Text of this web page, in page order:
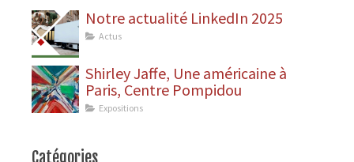
Notre actualité LinkedIn 2025
Actus
Shirley Jaffe, Une américaine à
Paris, Centre Pompidou
Expositions
Catégories